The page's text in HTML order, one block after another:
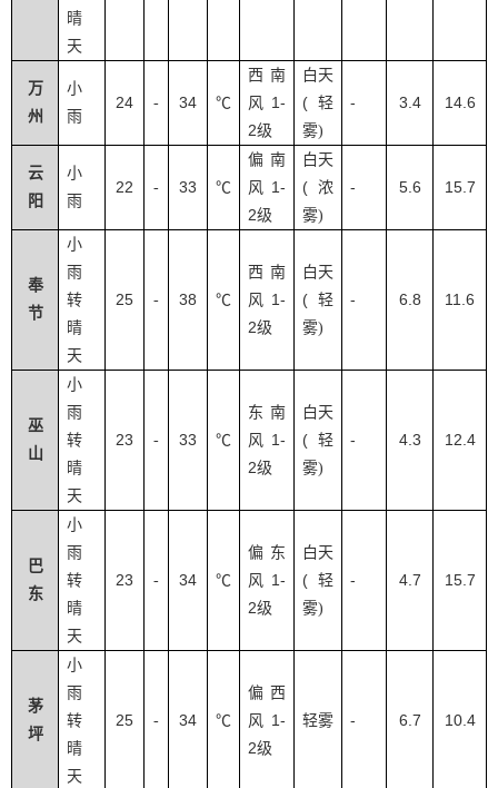
晴
天
万
州
小
雨
24 - 34 ℃
西南
风 1-
2级
白天
( 轻
雾)
- 3.4 14.6
云
阳
小
雨
22 - 33 ℃
偏南
风 1-
2级
白天
( 浓
雾)
- 5.6 15.7
奉
节
小
雨
转
晴
天
25 - 38 ℃
西南
风 1-
2级
白天
( 轻
雾)
- 6.8 11.6
巫
山
小
雨
转
晴
天
23 - 33 ℃
东南
风 1-
2级
白天
( 轻
雾)
- 4.3 12.4
巴
东
小
雨
转
晴
天
23 - 34 ℃
偏东
风 1-
2级
白天
( 轻
雾)
- 4.7 15.7
茅
坪
小
雨
转
晴
天
25 - 34 ℃
偏西
风 1-
2级
轻雾 - 6.7 10.4